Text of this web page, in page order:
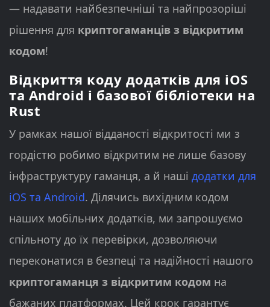
— надавати найбезпечніші та найпрозоріші
рішення для криптогаманців з відкритим
кодом!
Відкриття коду додатків для iOS
та Android і базової бібліотеки на
Rust
У рамках нашої відданості відкритості ми з
гордістю робимо відкритим не лише базову
інфраструктуру гаманця, а й наші додатки для
iOS та Android. Ділячись вихідним кодом
наших мобільних додатків, ми запрошуємо
спільноту до їх перевірки, дозволяючи
переконатися в безпеці та надійності нашого
криптогаманця з відкритим кодом на
бажаних платформах. Цей крок гарантує